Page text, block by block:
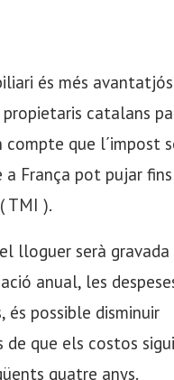
és més
catalans
compte que l´impost
França pot pujar
TMI ).
lloguer serà gravada
anual, les
possible disminuir
que els costos
quatre anys.